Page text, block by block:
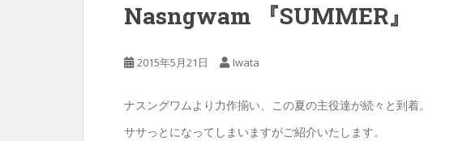
Nasngwam 『SUMMER』
2015年5月21日 Iwata
ナスングワムより力作揃い、この夏の主役達が続々と到着。
ササっとになってしまいますがご紹介いたします。